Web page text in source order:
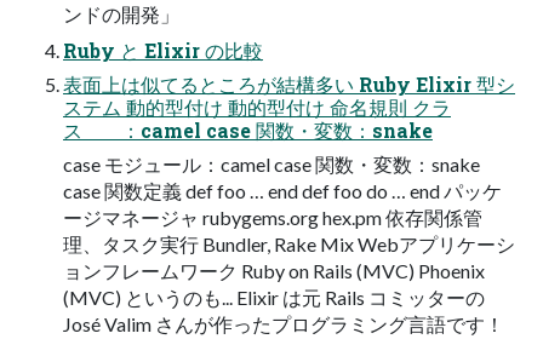
ンドの開発」
Ruby と Elixir の比較
表面上は似てるところが結構多い Ruby Elixir 型シ
ステム 動的型付け 動的型付け 命名規則 クラ
ス ：camel case 関数・変数：snake
case モジュール：camel case 関数・変数：snake
case 関数定義 def foo … end def foo do … end パッケ
ージマネージャ rubygems.org hex.pm 依存関係管
理、タスク実行 Bundler, Rake Mix Webアプリケーシ
ョンフレームワーク Ruby on Rails (MVC) Phoenix
(MVC) というのも... Elixir は元 Rails コミッターの
José Valim さんが作ったプログラミング言語です！